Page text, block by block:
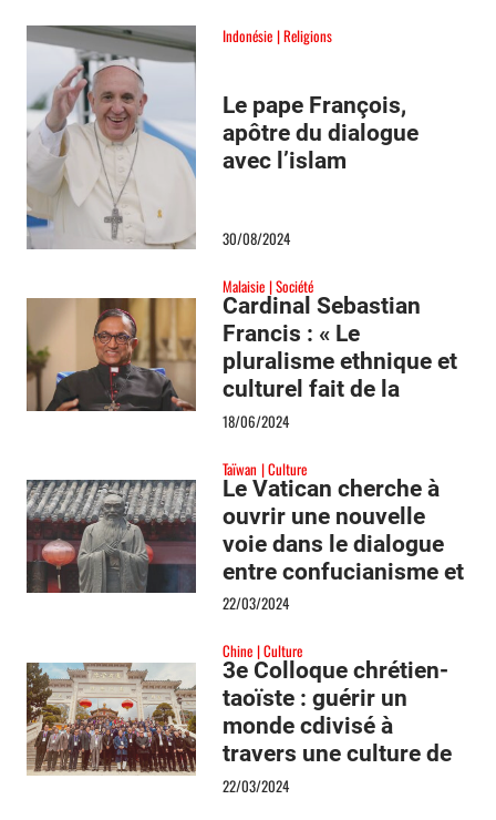
Indonésie Religions
Le pape François,
apôtre du dialogue
avec l’islam
30/08/2024
Malaisie Société
Cardinal Sebastian
Francis : « Le
pluralisme ethnique et
culturel fait de la
Malaisie une Asie
18/06/2024
Taïwan Culture
Le Vatican cherche à
ouvrir une nouvelle
voie dans le dialogue
entre confucianisme et
christianisme
22/03/2024
Chine Culture
3e Colloque chrétien-
taoïste : guérir un
monde cdivisé à
travers une culture de
la rencontre
22/03/2024